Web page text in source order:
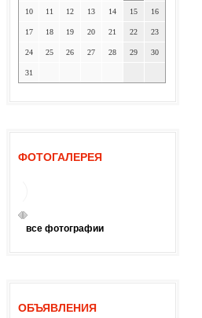
10 11 12 13 14 15 16
17 18 19 20 21 22 23
24 25 26 27 28 29 30
31
ФОТОГАЛЕРЕЯ
все фотографии
ОБЪЯВЛЕНИЯ